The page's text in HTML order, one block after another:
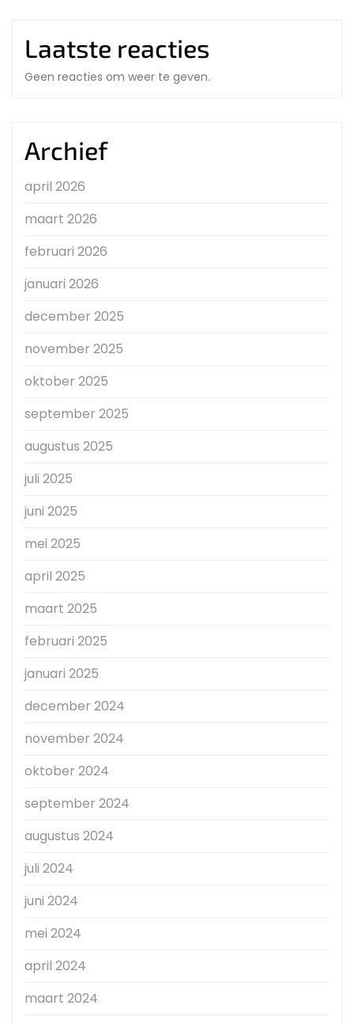
Laatste reacties
Geen reacties om weer te geven.
Archief
april 2026
maart 2026
februari 2026
januari 2026
december 2025
november 2025
oktober 2025
september 2025
augustus 2025
juli 2025
juni 2025
mei 2025
april 2025
maart 2025
februari 2025
januari 2025
december 2024
november 2024
oktober 2024
september 2024
augustus 2024
juli 2024
juni 2024
mei 2024
april 2024
maart 2024